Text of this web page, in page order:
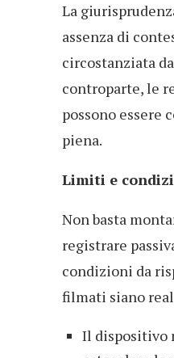
La
assenza di
circostanziata
controparte, le
possono essere
piena.
Limiti e
Non basta
registrare
condizioni da
filmati siano
Il dispositivo